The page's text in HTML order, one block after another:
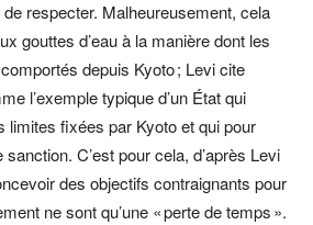
respecter. Malheureusement, cela
gouttes d’eau à la manière dont les
depuis Kyoto ; Levi cite
l’exemple typique d’un État qui
limites fixées par Kyoto et qui pour
sanction. C’est pour cela, d’après Levi
des objectifs contraignants pour
ne sont qu’une « perte de temps ».